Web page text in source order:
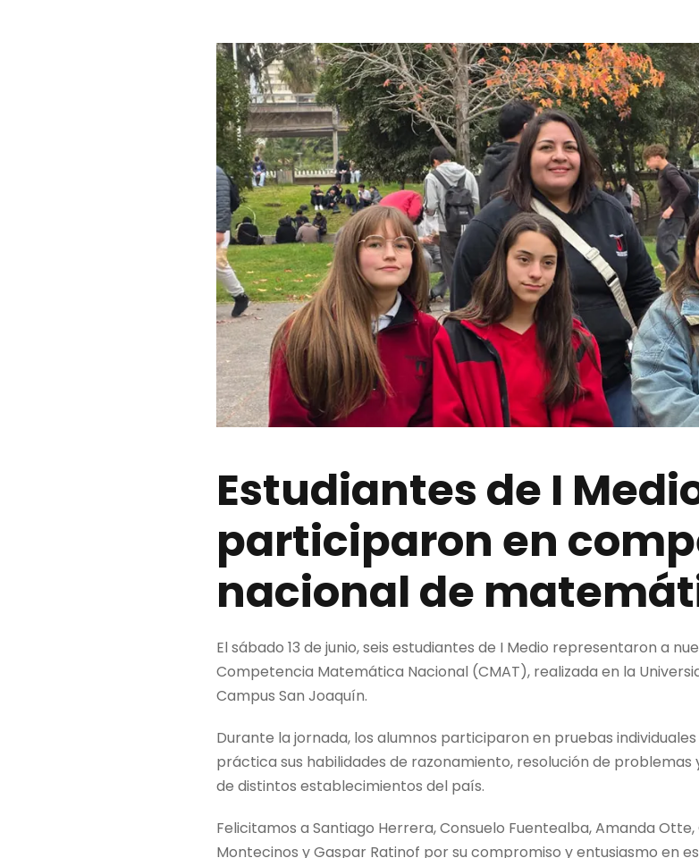
Estudiantes de I
participaron en
nacional de
El sábado 13 de junio, seis estudiantes de I Medio representaron a
Competencia Matemática Nacional (CMAT), realizada en la
Campus San Joaquín.
Durante la jornada, los alumnos participaron en pruebas
práctica sus habilidades de razonamiento, resolución de
de distintos establecimientos del país.
Felicitamos a Santiago Herrera, Consuelo Fuentealba, Amanda
Montecinos y Gaspar Ratinof por su compromiso y entusiasmo en